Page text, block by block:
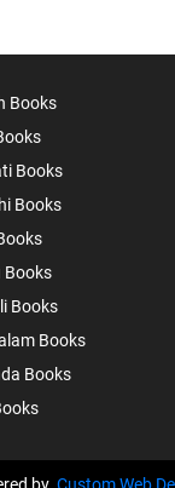
Books
Books
Books
Books
Books
Books
Books